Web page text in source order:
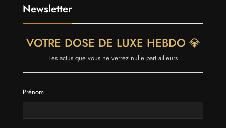
Newsletter
VOTRE DOSE DE LUXE HEBDO 💎
Les actus que vous ne verrez nulle part ailleurs
Prénom